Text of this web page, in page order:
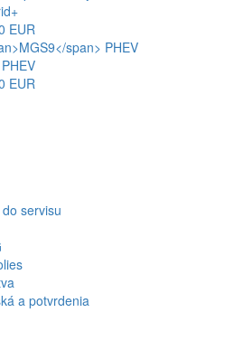
EUR
PHEV
EUR
servisu
a potvrdenia